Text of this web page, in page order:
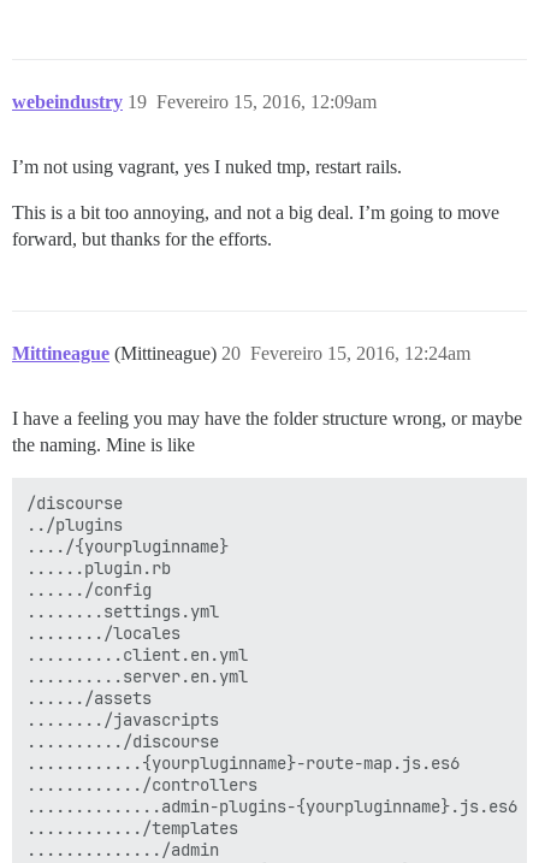
webeindustry Fevereiro 15, 2016, 12:09am
19
I’m not using vagrant, yes I nuked tmp, restart rails.
This is a bit too annoying, and not a big deal. I’m going to move
forward, but thanks for the efforts.
Mittineague (Mittineague) Fevereiro 15, 2016, 12:24am
20
I have a feeling you may have the folder structure wrong, or maybe
the naming. Mine is like
/discourse
../plugins
..../{yourpluginname}
......plugin.rb
....../config
........settings.yml
......../locales
..........client.en.yml
..........server.en.yml
....../assets
......../javascripts
........../discourse
............{yourpluginname}-route-map.js.es6
............/controllers
..............admin-plugins-{yourpluginname}.js.es6
............/templates
............../admin